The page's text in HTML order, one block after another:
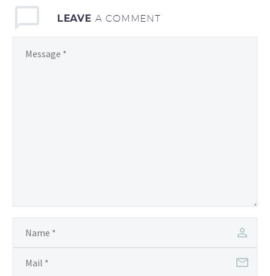
LEAVE A COMMENT